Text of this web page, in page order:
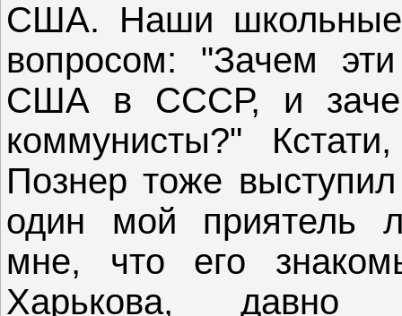
США. Наши школьные
вопросом: "Зачем
США в СССР, и
коммунисты?"
Познер тоже
один мой приятель
мне, что его
Харькова,